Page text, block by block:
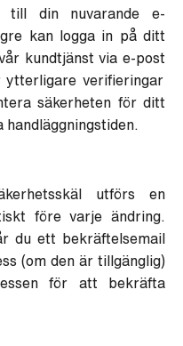
till din nuvarande e-
kan logga in på ditt
kundtjänst via e-post
ytterligare verifieringar
säkerheten för ditt
utförs en
före varje ändring.
du ett bekräftelsemail
(om den är tillgänglig)
för att bekräfta